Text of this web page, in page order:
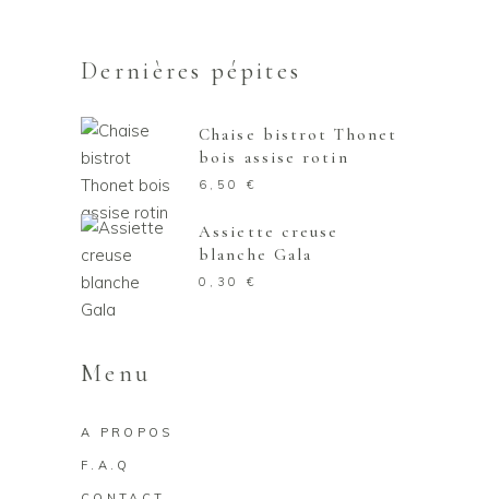
Dernières pépites
Chaise bistrot Thonet
bois assise rotin
6,50 €
Assiette creuse
blanche Gala
0,30 €
Menu
A PROPOS
F.A.Q